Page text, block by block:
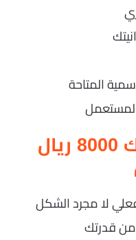
المتاحة
نصائح مهمة إذا راتبك 8000 ريال
لا مجرد الشكل
من قدرتك